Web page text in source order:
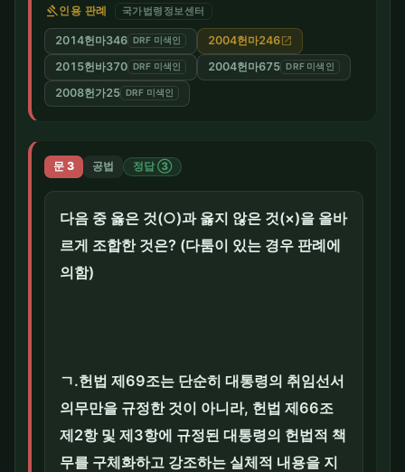
gavel인용 판례 국가법령정보센터
2014헌마346 DRF 미색인 2004헌마246open_in_new
2015헌바370 DRF 미색인 2004헌마675 DRF 미색인
2008헌가25 DRF 미색인
문 3 공법 정답 ③
다음 중 옳은 것(○)과 옳지 않은 것(×)을 올바
르게 조합한 것은? (다툼이 있는 경우 판례에
의함)
ㄱ.헌법 제69조는 단순히 대통령의 취임선서
의무만을 규정한 것이 아니라, 헌법 제66조
제2항 및 제3항에 규정된 대통령의 헌법적 책
무를 구체화하고 강조하는 실체적 내용을 지